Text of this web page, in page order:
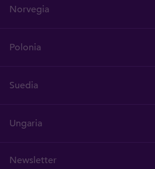
Norvegia
Polonia
Suedia
Ungaria
Newsletter